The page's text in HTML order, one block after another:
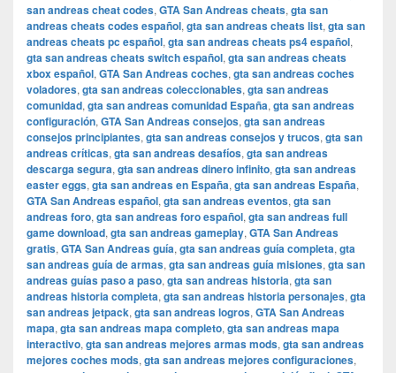
san andreas cheat codes, GTA San Andreas cheats, gta san
andreas cheats codes español, gta san andreas cheats list, gta san
andreas cheats pc español, gta san andreas cheats ps4 español,
gta san andreas cheats switch español, gta san andreas cheats
xbox español, GTA San Andreas coches, gta san andreas coches
voladores, gta san andreas coleccionables, gta san andreas
comunidad, gta san andreas comunidad España, gta san andreas
configuración, GTA San Andreas consejos, gta san andreas
consejos principiantes, gta san andreas consejos y trucos, gta san
andreas críticas, gta san andreas desafíos, gta san andreas
descarga segura, gta san andreas dinero infinito, gta san andreas
easter eggs, gta san andreas en España, gta san andreas España,
GTA San Andreas español, gta san andreas eventos, gta san
andreas foro, gta san andreas foro español, gta san andreas full
game download, gta san andreas gameplay, GTA San Andreas
gratis, GTA San Andreas guía, gta san andreas guía completa, gta
san andreas guía de armas, gta san andreas guía misiones, gta san
andreas guías paso a paso, gta san andreas historia, gta san
andreas historia completa, gta san andreas historia personajes, gta
san andreas jetpack, gta san andreas logros, GTA San Andreas
mapa, gta san andreas mapa completo, gta san andreas mapa
interactivo, gta san andreas mejores armas mods, gta san andreas
mejores coches mods, gta san andreas mejores configuraciones,